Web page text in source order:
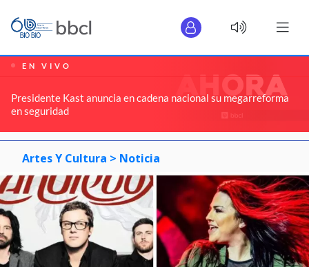
EN VIVO
Presidente Kast anuncia en cadena nacional su megarreforma
en seguridad
Artes Y Cultura > Noticia